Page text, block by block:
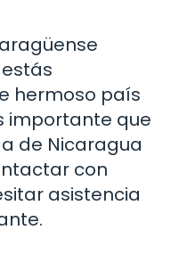
hermoso país
importante que
de Nicaragua
con
asistencia